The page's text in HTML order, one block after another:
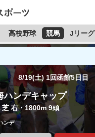
高校野球 競馬 Jリーグ
8/19(土) 1回函館5日目
ハンデキャップ
芝 右・1800m 9頭
ンデ